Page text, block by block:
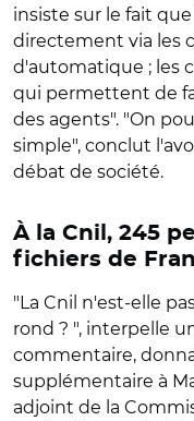
insiste sur le fait
directement via les
d'automatique ; les
qui permettent de
des agents". "On
simple", conclut
débat de société.
À la Cnil, 245
fichiers de
"La Cnil n'est-elle
rond ? ", interpelle
commentaire,
supplémentaire à
adjoint de la